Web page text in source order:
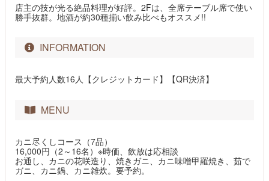
店主の技が光る絶品料理が好評。2Fは、全席テーブル席で使い
勝手抜群。地酒が約30種揃い飲み比べもオススメ!!
INFORMATION
最大予約人数16人【クレジットカード】【QR決済】
MENU
カニ尽くしコース（7品）
16,000円（2～16名）※時価、飲放は応相談
お通し、カニの花咲造り、焼きガニ、カニ味噌甲羅焼き、茹で
ガニ、カニ鍋、カニ雑炊。要予約。